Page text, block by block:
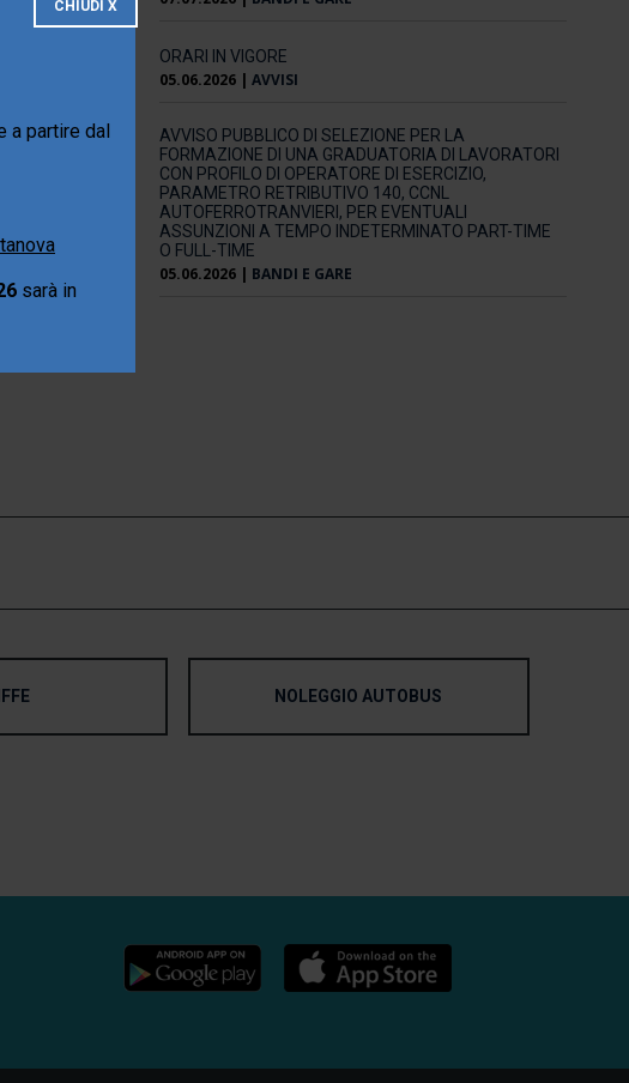
CHIUDI X
a partire dal
sarà in
ORARI IN VIGORE
05.06.2026 |AVVISI
AVVISO PUBBLICO DI SELEZIONE PER LA
FORMAZIONE DI UNA GRADUATORIA DI LAVORATORI
CON PROFILO DI OPERATORE DI ESERCIZIO,
PARAMETRO RETRIBUTIVO 140, CCNL
AUTOFERROTRANVIERI, PER EVENTUALI
ASSUNZIONI A TEMPO INDETERMINATO PART-TIME
O FULL-TIME
05.06.2026 | BANDI E GARE
NOLEGGIO AUTOBUS